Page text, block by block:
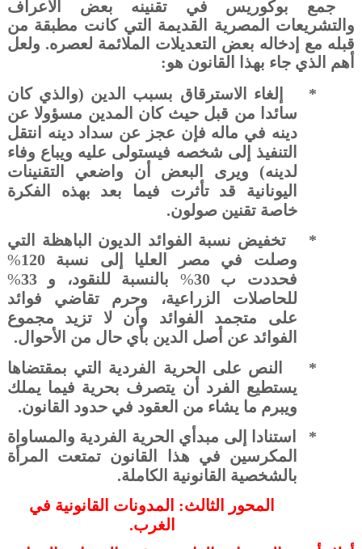
جمع بوكوريس في تقنينه بعض الأعراف
والتشريعات المصرية القديمة التي كانت مطبقة من
قبله مع إدخاله بعض التعديلات الملائمة لعصره. ولعل
أهم الذي جاء بهذا القانون هو:
*
إلغاء الاسترقاق بسبب الدين (والذي كان
سائدا من قبل حيث كان المدين مسؤولا عن
دينه في ماله فإن عجز عن سداد دينه انتقل
التنفيذ إلى شخصه فيستولى عليه ويباع وفاء
لدينه) ويرى البعض أن واضعي التقنينات
اليونانية قد تأثرت فيما بعد بهذه الفكرة
خاصة تقنين صولون.
*
تخفيض نسبة الفوائد الديون الباهظة التي
وصلت في مصر العليا إلى نسبة 120
%
فحددت ب 30
% بالنسبة للنقود، و 33
%
للحاصلات الزراعية، وحرم تقاضي فوائد
على متجمد الفوائد وأن لا تزيد مجموع
الفوائد عن أصل الدين بأي حال من الأحوال.
*
النص على الحرية الفردية التي بمقتضاها
يستطيع الفرد أن يتصرف بحرية فيما يملك
ويبرم ما يشاء من العقود في حدود القانون.
*
استنادا إلى مبدأي الحرية الفردية والمساواة
المكرسين في هذا القانون تمتعت المرأة
بالشخصية القانونية الكاملة.
المحور الثالث: المدونات القانونية في
الغرب.